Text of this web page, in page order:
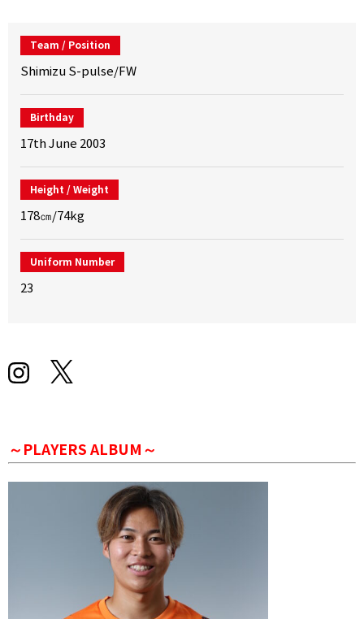
Team / Position
Shimizu S-pulse/FW
Birthday
17th June 2003
Height / Weight
178㎝/74kg
Uniform Number
23
～PLAYERS ALBUM～